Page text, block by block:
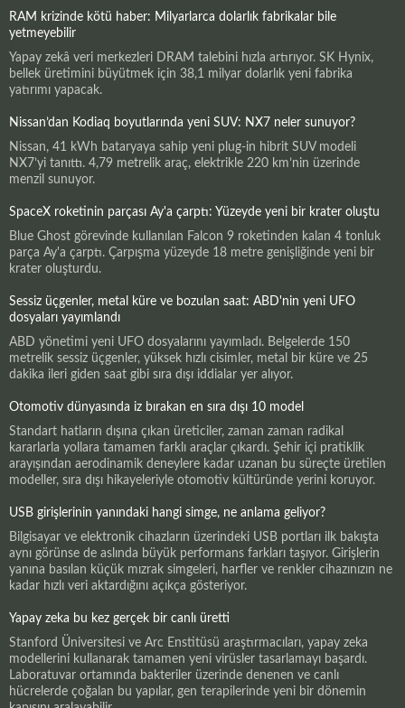
RAM krizinde kötü haber: Milyarlarca dolarlık fabrikalar bile
yetmeyebilir
Yapay zekâ veri merkezleri DRAM talebini hızla artırıyor. SK Hynix,
bellek üretimini büyütmek için 38,1 milyar dolarlık yeni fabrika
yatırımı yapacak.
Nissan’dan Kodiaq boyutlarında yeni SUV: NX7 neler sunuyor?
Nissan, 41 kWh bataryaya sahip yeni plug-in hibrit SUV modeli
NX7’yi tanıttı. 4,79 metrelik araç, elektrikle 220 km’nin üzerinde
menzil sunuyor.
SpaceX roketinin parçası Ay'a çarptı: Yüzeyde yeni bir krater oluştu
Blue Ghost görevinde kullanılan Falcon 9 roketinden kalan 4 tonluk
parça Ay'a çarptı. Çarpışma yüzeyde 18 metre genişliğinde yeni bir
krater oluşturdu.
Sessiz üçgenler, metal küre ve bozulan saat: ABD'nin yeni UFO
dosyaları yayımlandı
ABD yönetimi yeni UFO dosyalarını yayımladı. Belgelerde 150
metrelik sessiz üçgenler, yüksek hızlı cisimler, metal bir küre ve 25
dakika ileri giden saat gibi sıra dışı iddialar yer alıyor.
Otomotiv dünyasında iz bırakan en sıra dışı 10 model
Standart hatların dışına çıkan üreticiler, zaman zaman radikal
kararlarla yollara tamamen farklı araçlar çıkardı. Şehir içi pratiklik
arayışından aerodinamik deneylere kadar uzanan bu süreçte üretilen
modeller, sıra dışı hikayeleriyle otomotiv kültüründe yerini koruyor.
USB girişlerinin yanındaki hangi simge, ne anlama geliyor?
Bilgisayar ve elektronik cihazların üzerindeki USB portları ilk bakışta
aynı görünse de aslında büyük performans farkları taşıyor. Girişlerin
yanına basılan küçük mızrak simgeleri, harfler ve renkler cihazınızın ne
kadar hızlı veri aktardığını açıkça gösteriyor.
Yapay zeka bu kez gerçek bir canlı üretti
Stanford Üniversitesi ve Arc Enstitüsü araştırmacıları, yapay zeka
modellerini kullanarak tamamen yeni virüsler tasarlamayı başardı.
Laboratuvar ortamında bakteriler üzerinde denenen ve canlı
hücrelerde çoğalan bu yapılar, gen terapilerinde yeni bir dönemin